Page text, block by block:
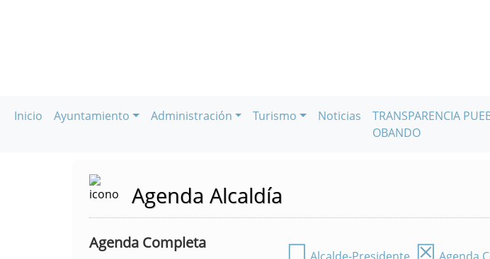
Inicio Ayuntamiento Administración Turismo Noticias
TRANSPARENCIA
OBANDO
Agenda Alcaldía
Agenda Completa ☐ ☒